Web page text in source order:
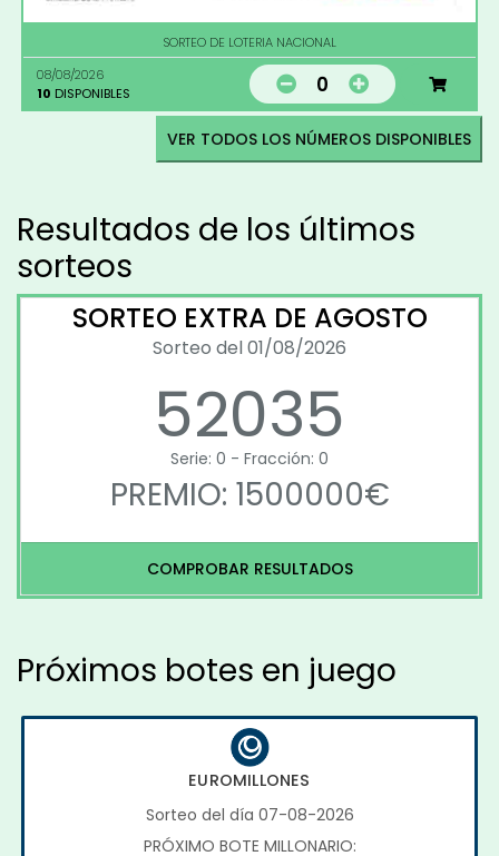
SORTEO DE LOTERIA NACIONAL
08/08/2026
10 DISPONIBLES 0
VER TODOS LOS NÚMEROS DISPONIBLES
Resultados de los últimos
sorteos
SORTEO EXTRA DE AGOSTO
Sorteo del 01/08/2026
52035
Serie: 0 - Fracción: 0
PREMIO: 1500000€
COMPROBAR RESULTADOS
Próximos botes en juego
EUROMILLONES
Sorteo del día 07-08-2026
PRÓXIMO BOTE MILLONARIO: